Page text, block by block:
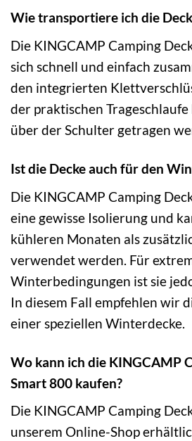
Wie transportiere ich die
Die KINGCAMP Camping
sich schnell und einfach
den integrierten
der praktischen
über der Schulter getragen
Ist die Decke auch für den
Die KINGCAMP Camping
eine gewisse Isolierung und
kühleren Monaten als
verwendet werden. Für
Winterbedingungen ist sie
In diesem Fall empfehlen wir
einer speziellen Winterdecke.
Wo kann ich die KINGCAMP
Smart 800 kaufen?
Die KINGCAMP Camping
unserem Online-Shop